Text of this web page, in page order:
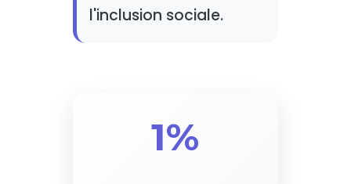
l'inclusion sociale.
1%